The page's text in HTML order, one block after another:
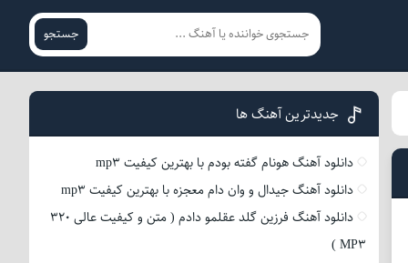
جستجو
جدیدترین آهنگ ها
دانلود آهنگ هونام گفته بودم با بهترین کیفیت mp3
دانلود آهنگ جیدال و وان دام معجزه با بهترین کیفیت mp3
دانلود آهنگ فرزین گلد عقلمو دادم ( متن و کیفیت عالی 320
MP3 )